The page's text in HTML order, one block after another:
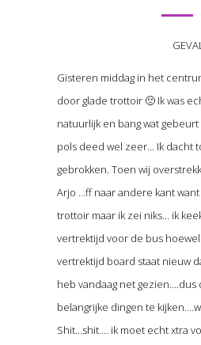
Gisteren middag in het
door glade trottoir 🙁 Ik was
natuurlijk en bang wat
pols deed wel zeer… Ik dacht
gebrokken. Toen wij
Arjo …ff naar andere kant
trottoir maar ik zei niks… ik
vertrektijd voor de bus
vertrektijd board staat nieuw
heb vandaag net gezien….dus
belangrijke dingen te
Shit…shit…. ik moet echt xtra